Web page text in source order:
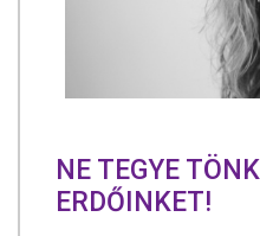
NE TEGYE
ERDŐINKET!